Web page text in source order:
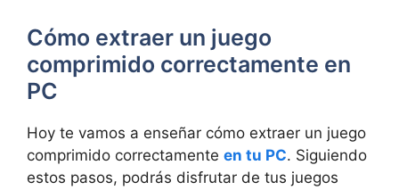
Cómo extraer un juego
comprimido⁣ correctamente‍ en
PC
Hoy te vamos a ‌enseñar ⁣cómo ⁢extraer un juego
comprimido correctamente en tu PC. ‌Siguiendo
⁣estos pasos, podrás disfrutar de tus juegos⁤